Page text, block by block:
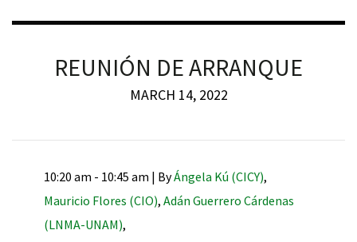
REUNIÓN DE ARRANQUE
MARCH 14, 2022
10:20 am - 10:45 am | ByÁngela Kú (CICY),
Mauricio Flores (CIO), Adán Guerrero Cárdenas
(LNMA-UNAM),